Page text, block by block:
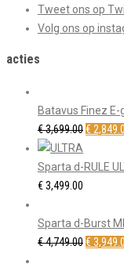
Tweet ons op
Volg ons op
acties
Batavus Finez E-
€3,699.00
was:
€
Sparta d-RULE
€3,499.00
Sparta d-Burst
€4,749.00€